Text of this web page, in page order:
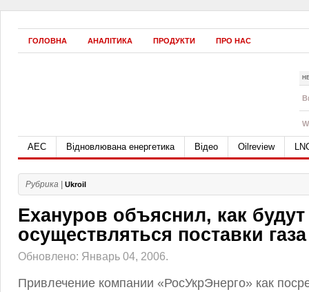
ГОЛОВНА АНАЛІТИКА ПРОДУКТИ ПРО НАС
АЕС Відновлювана енергетика Відео Oilreview
Рубрика | Ukroil
Ехануров объяснил, как будут
осуществляться поставки
Обновлено: Январь 04, 2006.
Привлечение компании «РосУкрЭнерго» как